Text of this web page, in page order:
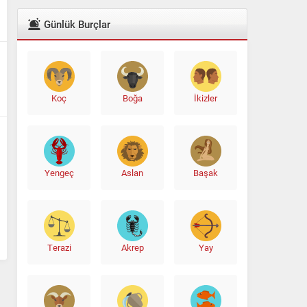
Günlük Burçlar
Koç Boğa İkizler
Yengeç Aslan Başak
Terazi Akrep Yay